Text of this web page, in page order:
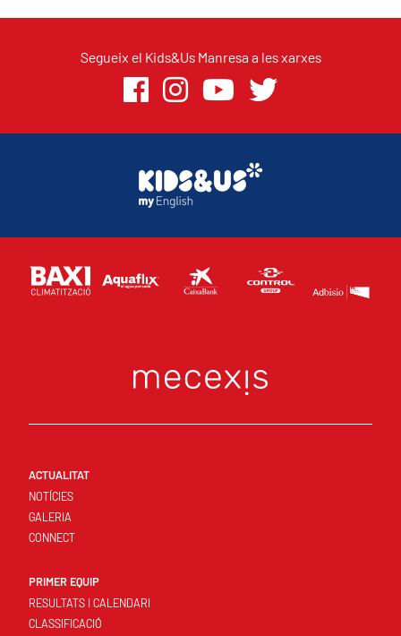
Segueix el Kids&Us Manresa a les xarxes
ACTUALITAT
NOTÍCIES
GALERIA
CONNECT
PRIMER EQUIP
RESULTATS I CALENDARI
CLASSIFICACIÓ